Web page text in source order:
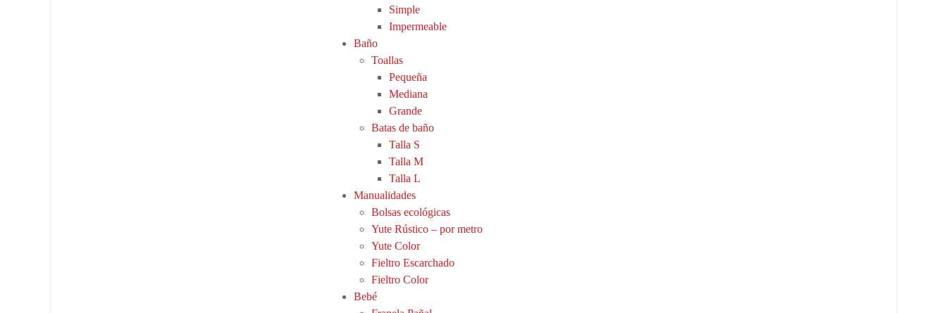
Simple
Impermeable
Baño
Toallas
Pequeña
Mediana
Grande
Batas de baño
Talla S
Talla M
Talla L
Manualidades
Bolsas ecológicas
Yute Rústico – por metro
Yute Color
Fieltro Escarchado
Fieltro Color
Bebé